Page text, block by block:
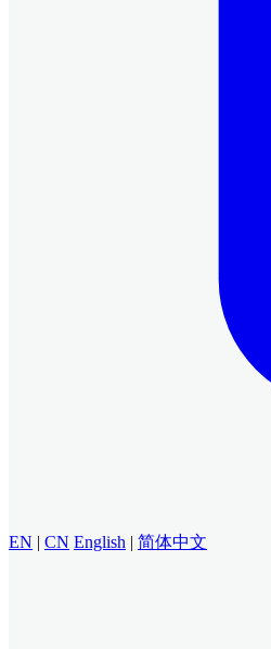
EN | CN English | 简体中文